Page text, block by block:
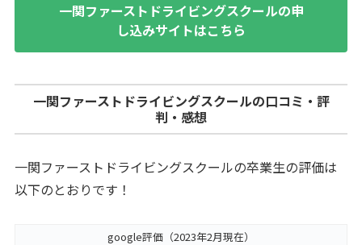
一関ファーストドライビングスクールの申
し込みサイトはこちら
一関ファーストドライビングスクールの口コミ・評
判・感想
一関ファーストドライビングスクールの卒業生の評価は
以下のとおりです！
google評価（2023年2月現在）